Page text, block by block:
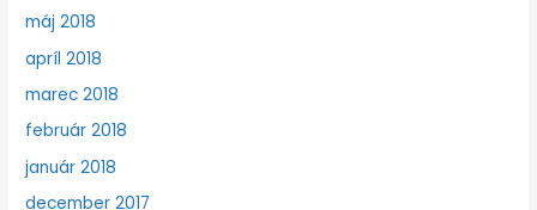
máj 2018
apríl 2018
marec 2018
február 2018
január 2018
december 2017